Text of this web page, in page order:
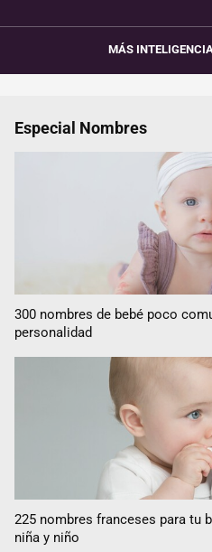
MÁS
Especial Nombres
300 nombres de bebé poco
personalidad
225 nombres franceses para tu
niña y niño